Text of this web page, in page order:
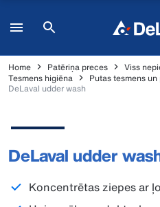
Home Patēriņa preces
Viss
Tesmens higiēna
Putas tesmens
DeLaval udder wash
DeLaval udder
Koncentrētas ziepes ar